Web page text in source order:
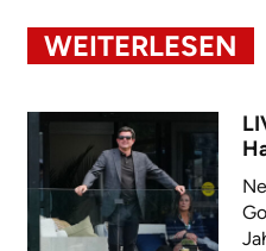
WEITERLESEN